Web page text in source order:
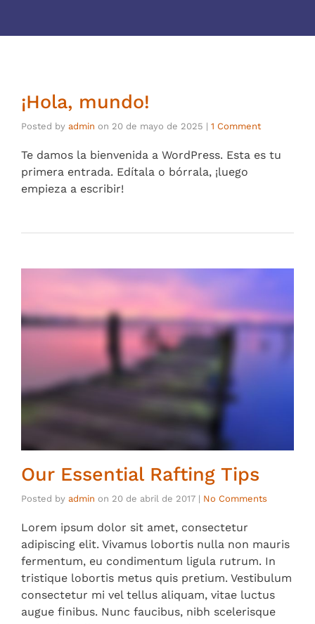
¡Hola, mundo!
Posted by admin on 20 de mayo de 2025 | 1 Comment
Te damos la bienvenida a WordPress. Esta es tu
primera entrada. Edítala o bórrala, ¡luego
empieza a escribir!
Our Essential Rafting Tips
Posted by admin on 20 de abril de 2017 | No Comments
Lorem ipsum dolor sit amet, consectetur
adipiscing elit. Vivamus lobortis nulla non mauris
fermentum, eu condimentum ligula rutrum. In
tristique lobortis metus quis pretium. Vestibulum
consectetur mi vel tellus aliquam, vitae luctus
augue finibus. Nunc faucibus, nibh scelerisque